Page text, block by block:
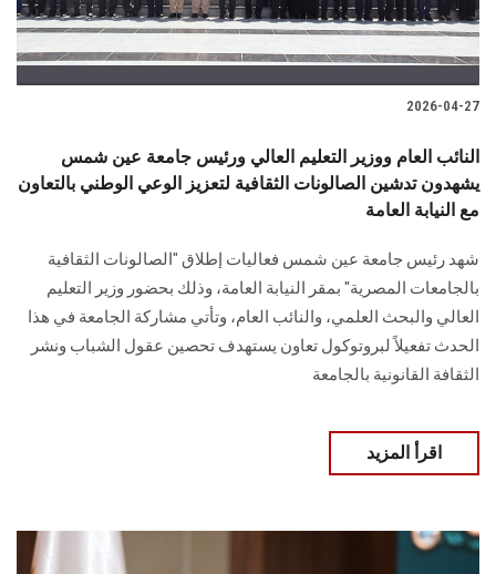
2026-04-27
النائب العام ووزير التعليم العالي ورئيس جامعة عين شمس
يشهدون تدشين الصالونات الثقافية لتعزيز الوعي الوطني بالتعاون
مع النيابة العامة
شهد رئيس جامعة عين شمس فعاليات إطلاق "الصالونات الثقافية
بالجامعات المصرية" بمقر النيابة العامة، وذلك بحضور وزير التعليم
العالي والبحث العلمي، والنائب العام، وتأتي مشاركة الجامعة في هذا
الحدث تفعيلاً لبروتوكول تعاون يستهدف تحصين عقول الشباب ونشر
الثقافة القانونية بالجامعة
اقرأ المزيد